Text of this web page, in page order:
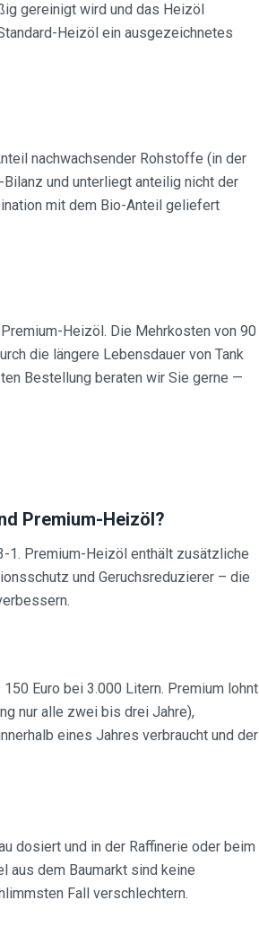
gereinigt wird und das Heizöl
Heizöl ein ausgezeichnetes
nachwachsender Rohstoffe (in der
und unterliegt anteilig nicht der
mit dem Bio-Anteil geliefert
Heizöl. Die Mehrkosten von 90
die längere Lebensdauer von Tank
Bestellung beraten wir Sie gerne —
Premium-Heizöl?
1. Premium-Heizöl enthält zusätzliche
und Geruchsreduzierer – die
Euro bei 3.000 Litern. Premium lohnt
nur alle zwei bis drei Jahre),
eines Jahres verbraucht und der
dosiert und in der Raffinerie oder beim
dem Baumarkt sind keine
Fall verschlechtern.